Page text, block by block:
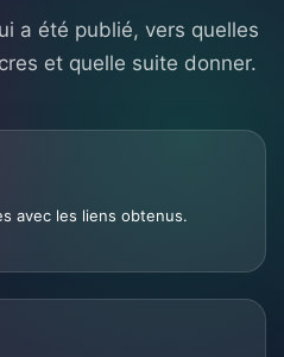
a été publié, vers quelles
et quelle suite donner.
avec les liens obtenus.